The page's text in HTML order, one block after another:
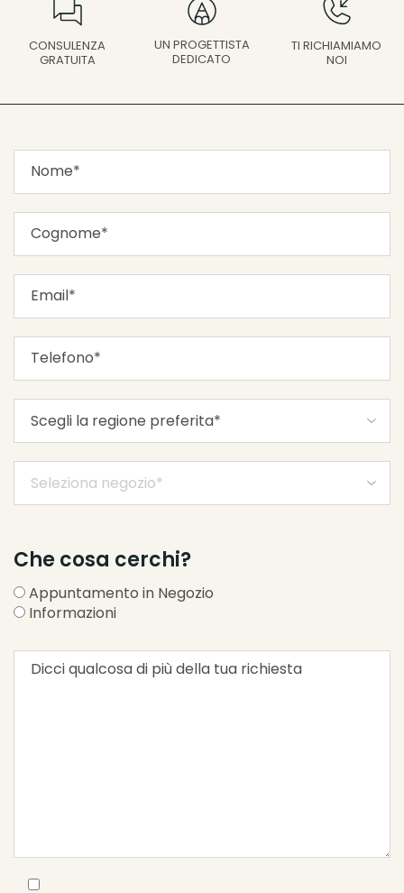
CONSULENZA
GRATUITA
UN PROGETTISTA
DEDICATO
TI RICHIAMIAMO
NOI
Che cosa cerchi?
Appuntamento in Negozio
Informazioni